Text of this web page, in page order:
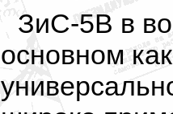
ЗиС-5В в
основном